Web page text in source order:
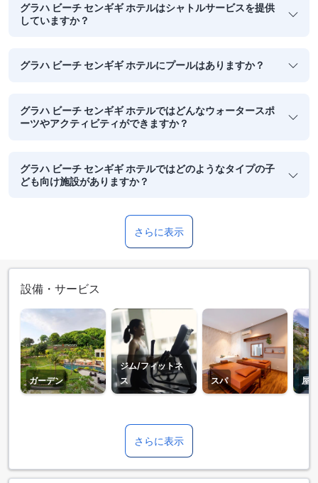
グラハ ビーチ センギギ ホテルはシャトルサービスを提供
していますか？
グラハ ビーチ センギギ ホテルにプールはありますか？
グラハ ビーチ センギギ ホテルではどんなウォータースポ
ーツやアクティビティができますか？
グラハ ビーチ センギギ ホテルではどのようなタイプの子
ども向け施設がありますか？
さらに表示
設備・サービス
ガーデン
ジム/フィットネ
ス
スパ 屋
さらに表示